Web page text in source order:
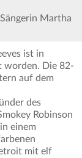
Martha
ist in
worden. Die 82-
auf dem
des
Robinson
einem
mit elf